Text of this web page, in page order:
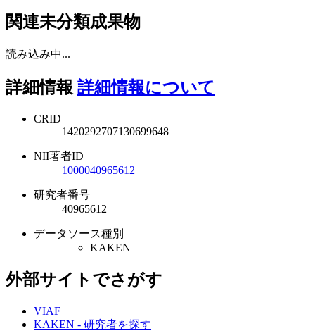
関連未分類成果物
読み込み中...
詳細情報 詳細情報について
CRID
1420292707130699648
NII著者ID
1000040965612
研究者番号
40965612
データソース種別
KAKEN
外部サイトでさがす
VIAF
KAKEN - 研究者を探す